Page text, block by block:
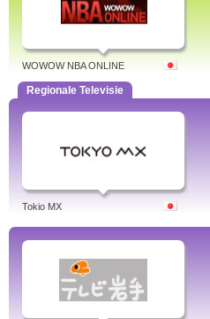
WOWOW NBA ONLINE
Regionale Televisie
Tokio MX